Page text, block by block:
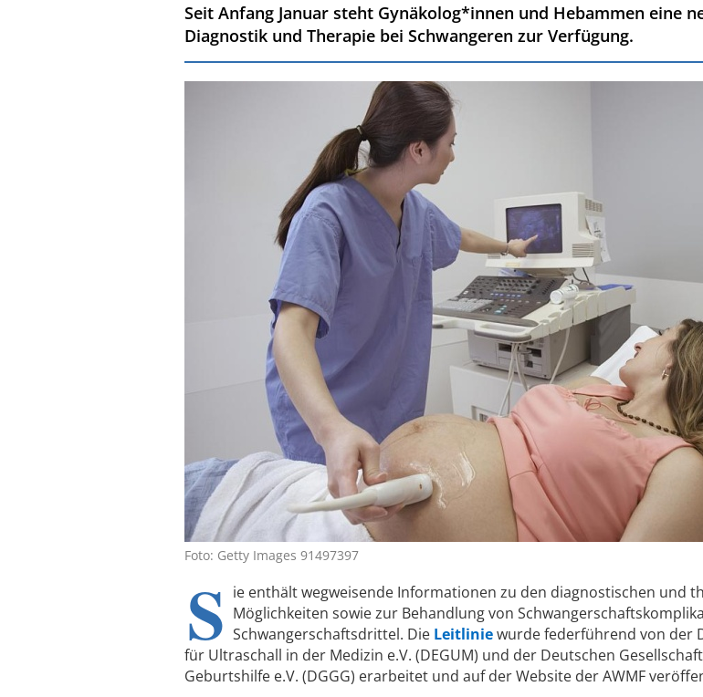
Seit Anfang Januar steht Gynäkolog*innen und Hebammen eine
Diagnostik und Therapie bei Schwangeren zur Verfügung.
Foto: Getty Images 91497397
S ie enthält wegweisende Informationen zu den diagnostischen und
Möglichkeiten sowie zur Behandlung von
Schwangerschaftsdrittel. Die Leitliniewurde federführend von der
für Ultraschall in der Medizin e.V. (DEGUM) und der Deutschen
Geburtshilfe e.V. (DGGG) erarbeitet und auf der Website der AWMF